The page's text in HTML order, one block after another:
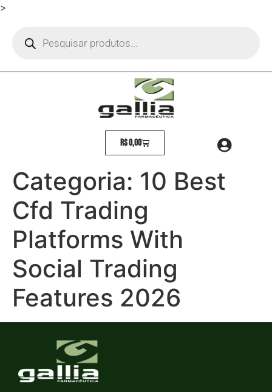
>
R$0,00
Categoria: 10 Best
Cfd Trading
Platforms With
Social Trading
Features 2026